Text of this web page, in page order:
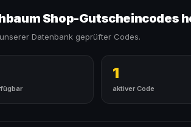
Shop-Gutscheincodes
Datenbank geprüfter Codes.
1
aktiver Code